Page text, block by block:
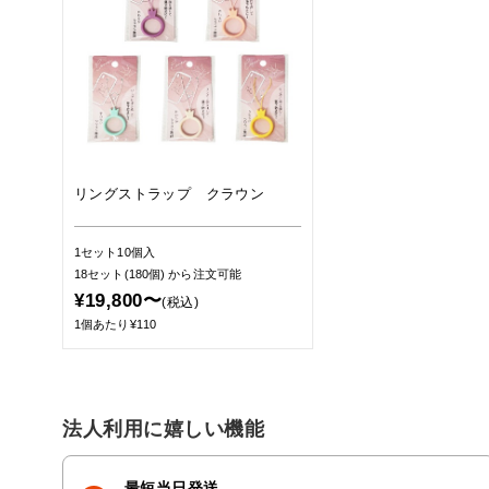
リングストラップ クラウン
1セット10個入
18セット(180個)から注文可能
¥19,800〜(税込)
1個あたり¥110
法人利用に嬉しい機能